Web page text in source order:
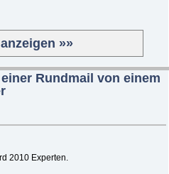
»»
Rundmail von einem
2010 Experten.